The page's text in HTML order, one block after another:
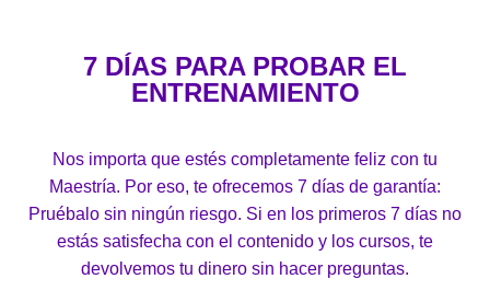
7 DÍAS PARA PROBAR EL
ENTRENAMIENTO
Nos importa que estés completamente feliz con tu
Maestría. Por eso, te ofrecemos 7 días de garantía:
Pruébalo sin ningún riesgo. Si en los primeros 7 días no
estás satisfecha con el contenido y los cursos, te
devolvemos tu dinero sin hacer preguntas.